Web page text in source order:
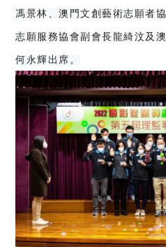
馮景林、澳門文創藝術志願者
志願服務協會副會長龍綺汶及
何永輝出席。